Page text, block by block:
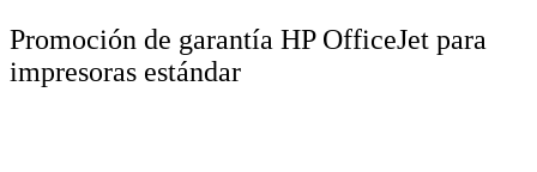
Promoción de garantía HP OfficeJet para
impresoras estándar